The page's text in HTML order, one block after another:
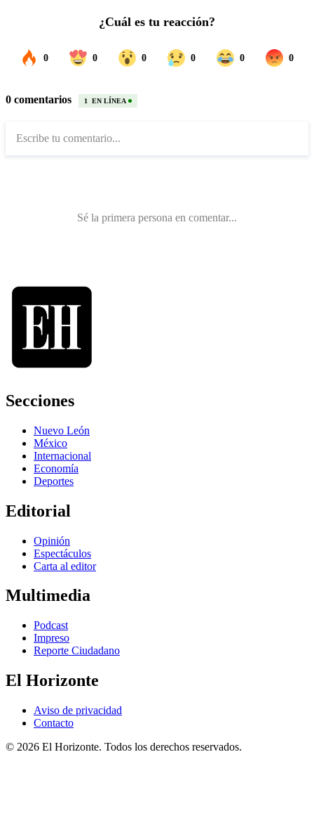
Secciones
Nuevo León
México
Internacional
Economía
Deportes
Editorial
Opinión
Espectáculos
Carta al editor
Multimedia
Podcast
Impreso
Reporte Ciudadano
El Horizonte
Aviso de privacidad
Contacto
© 2026 El Horizonte. Todos los derechos reservados.